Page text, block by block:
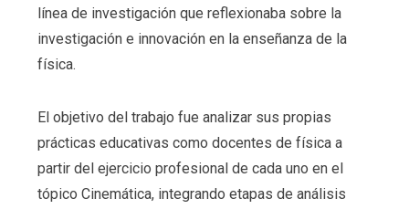
línea de investigación que reflexionaba sobre la
investigación e innovación en la enseñanza de la
física.
El objetivo del trabajo fue analizar sus propias
prácticas educativas como docentes de física a
partir del ejercicio profesional de cada uno en el
tópico Cinemática, integrando etapas de análisis